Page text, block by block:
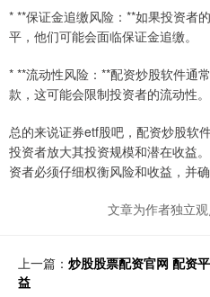
* **保证金追缴风险：**如果投资者
平，他们可能会面临保证金追缴。
* **流动性风险：**配资炒股软件通
款，这可能会限制投资者的流动性。
总的来说证券etf股吧，配资炒股软
投资者放大其投资规模和潜在收益
资者必须仔细权衡风险和收益，并
文章为作者独立
上一篇： 炒股股票配资官网 配资
益